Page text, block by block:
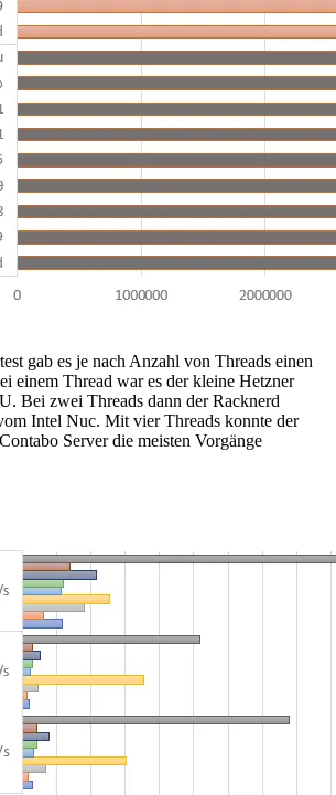
gab es je nach Anzahl von Threads einen
einem Thread war es der kleine Hetzner
Bei zwei Threads dann der Racknerd
Intel Nuc. Mit vier Threads konnte der
Server die meisten Vorgänge